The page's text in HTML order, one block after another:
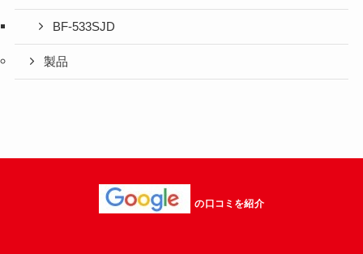
BF-533SJD
製品
の口コミを紹介